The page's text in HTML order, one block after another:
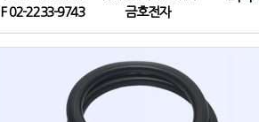
F 02-2233-9743
금호전자